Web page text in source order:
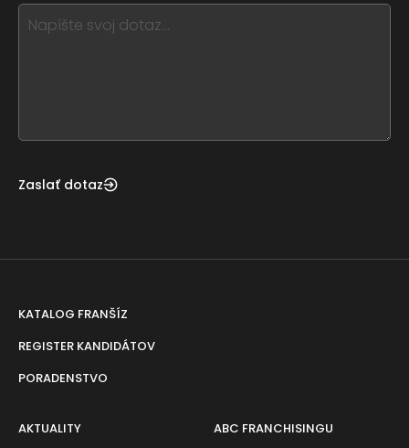
this,
leave
Zaslať dotaz
KATALOG FRANŠÍZ
REGISTER KANDIDÁTOV
PORADENSTVO
AKTUALITY ABC FRANCHISINGU